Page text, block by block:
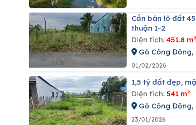
Cần bán lô đất 451.8m² mặt tiền đường nhựa hl 02 kiểng phước, gò công đông gần kcn gia
thuận 1-2
Diện tích: 451.8 m²
Gò Công Đông,
01/02/2026
1,5 tỷ đất đẹp,
Diện tích: 541 m²
Gò Công Đông,
23/01/2026